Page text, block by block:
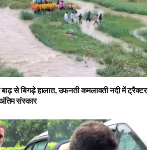
से बिगड़े हालात, उफनती कमलावती नदी में ट्रैक्टर
संस्कार